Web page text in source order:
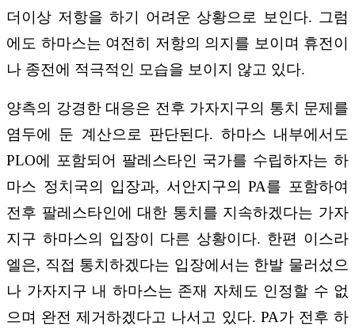
더이상 저항을 하기 어려운 상황으로 보인다. 그럼
에도 하마스는 여전히 저항의 의지를 보이며 휴전이
나 종전에 적극적인 모습을 보이지 않고 있다.
양측의 강경한 대응은 전후 가자지구의 통치 문제를
염두에 둔 계산으로 판단된다. 하마스 내부에서도
PLO에 포함되어 팔레스타인 국가를 수립하자는 하
마스 정치국의 입장과, 서안지구의 PA를 포함하여
전후 팔레스타인에 대한 통치를 지속하겠다는 가자
지구 하마스의 입장이 다른 상황이다. 한편 이스라
엘은, 직접 통치하겠다는 입장에서는 한발 물러섰으
나 가자지구 내 하마스는 존재 자체도 인정할 수 없
으며 완전 제거하겠다고 나서고 있다. PA가 전후 하